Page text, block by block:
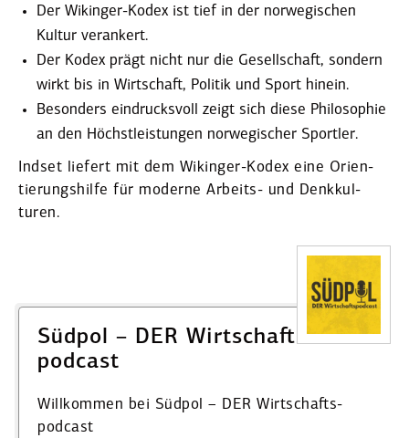
Der Wikinger-Kodex ist tief in der norwe­gi­schen
Kultur verankert.
Der Kodex prägt nicht nur die Gesell­schaft, sondern
wirkt bis in Wirtschaft, Politik und Sport hinein.
Besonders eindrucksvoll zeigt sich diese Philo­sophie
an den Höchst­leis­tungen norwe­gi­scher Sportler.
Indset liefert mit dem Wikinger-Kodex eine Orien­
tie­rungs­hilfe für moderne Arbeits- und Denkkul­
turen.
Südpol – DER Wirtschafts­
podcast
Willkommen bei Südpol – DER Wirtschafts­
podcast